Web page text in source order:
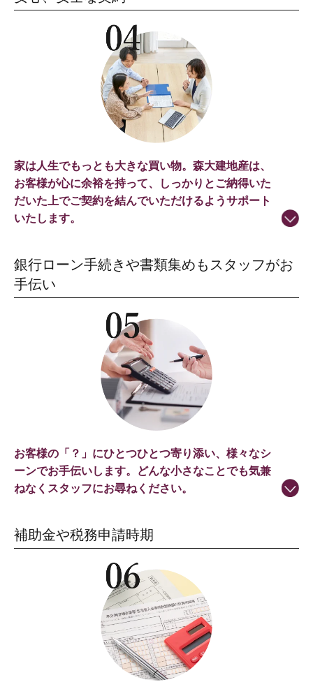
家は人生でもっとも大きな買い物。森大建地産は、
お客様が心に余裕を持って、しっかりとご納得いた
だいた上でご契約を結んでいただけるようサポート
いたします。
銀行ローン手続きや書類集めもスタッフがお
手伝い
お客様の「？」にひとつひとつ寄り添い、様々なシ
ーンでお手伝いします。どんな小さなことでも気兼
ねなくスタッフにお尋ねください。
補助金や税務申請時期